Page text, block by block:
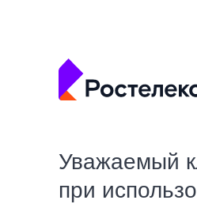
Уважаемый
при